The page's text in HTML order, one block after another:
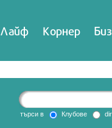
Лайф Корнер
DirTV Impressio
търси в Клубове